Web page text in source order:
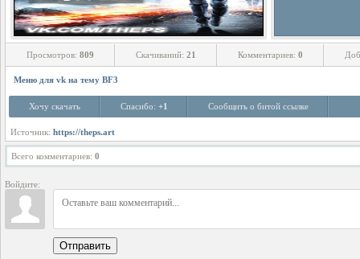
Просмотров: 809 Скачиваний: 21 Комментариев: 0
Меню для vk на тему BF3
Хочу скачать Спасибо: +1 Сообщить о битой ссылке
Источник: https://theps.art
Всего комментариев: 0
Войдите:
Отправить